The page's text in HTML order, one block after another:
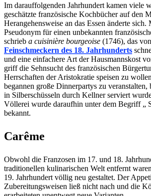
Im darauffolgenden Jahrhundert kamen viele
geschätzte französische Kochbücher auf den
Herangehensweise an das Essen änderte sich.
Pseudonym für einen unbekannten
schrieb a cuisinière bourgeoise (1746), das
Feinschmeckern des 18. Jahrhunderts
und eine einfachere Art der Hausmannskost
griff die Sehnsucht des französischen
Herrschaften der Aristokratie speisen zu
begannen große Dinnerpartys zu veranstalten,
in Silberschüsseln durch Kellner serviert
Völlerei wurde daraufhin unter dem Begriff „
bekannt.
Carême
Obwohl die Franzosen im 17. und 18.
traditionellen kulinarischen Welt entfernt
19. Jahrhundert völlig neu gestaltet. Der
Zubereitungsweisen ließ nicht nach und die